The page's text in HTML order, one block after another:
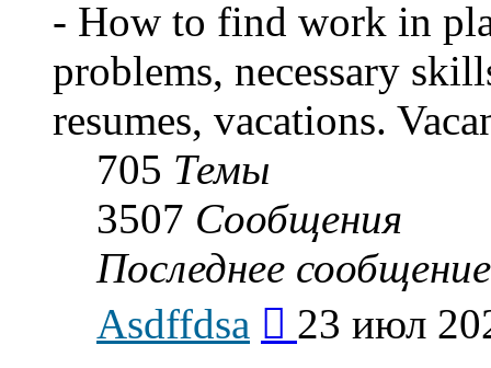
- How to find work in
problems, necessary
resumes, vacations.
705 Темы
3507 Сообщения
Последнее сообщение
Asdffdsa
последнему
23 июл